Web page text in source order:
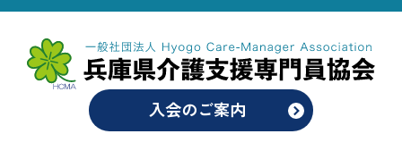
入会のご案内